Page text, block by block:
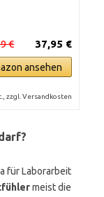
37,95 €
€
ansehen
zzgl. Versandkosten
für Laborarbeit
meist die